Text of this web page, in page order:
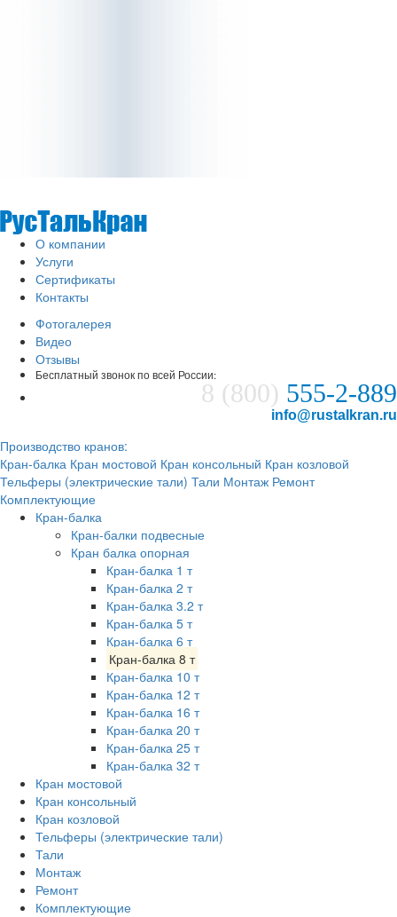
О компании
Услуги
Сертификаты
Контакты
Фотогалерея
Видео
Отзывы
Бесплатный звонок по всей России:
8 (800) 555-2-889
info@rustalkran.ru
Производство кранов:
Кран-балка Кран мостовой Кран консольный Кран козловой
Тельферы (электрические тали) Тали Монтаж Ремонт
Комплектующие
Кран-балка
Кран-балки подвесные
Кран балка опорная
Кран-балка 1 т
Кран-балка 2 т
Кран-балка 3.2 т
Кран-балка 5 т
Кран-балка 6 т
Кран-балка 8 т
Кран-балка 10 т
Кран-балка 12 т
Кран-балка 16 т
Кран-балка 20 т
Кран-балка 25 т
Кран-балка 32 т
Кран мостовой
Кран консольный
Кран козловой
Тельферы (электрические тали)
Тали
Монтаж
Ремонт
Комплектующие